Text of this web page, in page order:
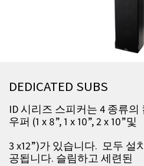
DEDICATED SUBS
ID 시리즈 스피커는 4 종류
우퍼 (1 x 8”, 1 x 10”, 2 x 10”및
3 x12”)가 있습니다. 모두 설
공됩니다. 슬림하고 세련된